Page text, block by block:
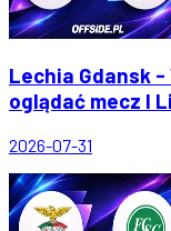
Lechia Gdansk
oglądać mecz I
2026-07-31